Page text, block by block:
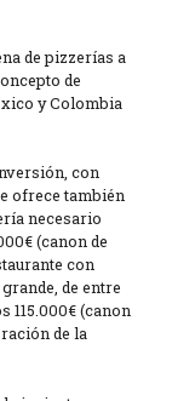
de pizzerías a
de
y Colombia
con
ofrece también
necesario
(canon de
con
de entre
115.000€ (canon
de la